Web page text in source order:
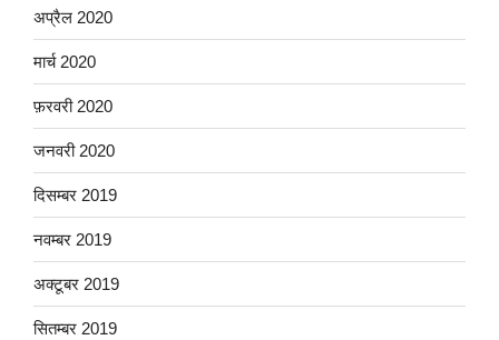
अप्रैल 2020
मार्च 2020
फ़रवरी 2020
जनवरी 2020
दिसम्बर 2019
नवम्बर 2019
अक्टूबर 2019
सितम्बर 2019